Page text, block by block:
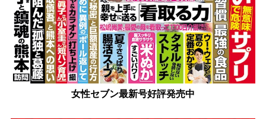
女性セブン最新号好評発売中